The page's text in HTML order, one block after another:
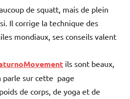
de squatt, mais de plein
Il corrige la technique des
mondiaux, ses conseils valent
ils sont beaux,
parle sur cette page
de corps, de yoga et de